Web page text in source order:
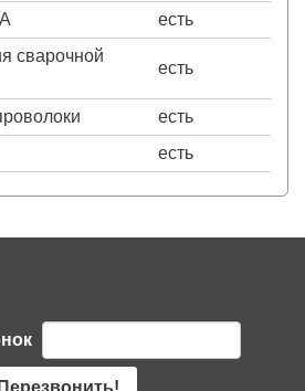
есть
сварочной
есть
есть
есть
Перезвонить!